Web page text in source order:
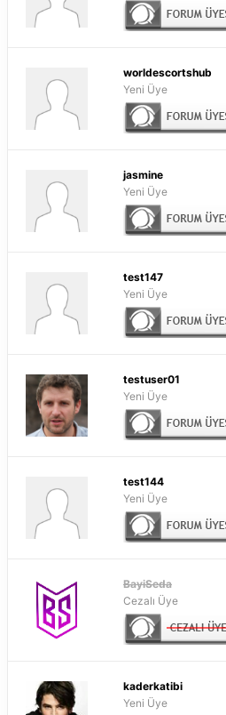
worldescortshub
Yeni Üye
jasmine
Yeni Üye
test147
Yeni Üye
testuser01
Yeni Üye
test144
Yeni Üye
BayiSeda
Cezalı Üye
kaderkatibi
Yeni Üye